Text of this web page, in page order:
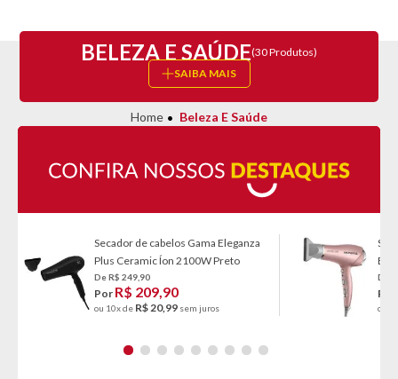
BELEZA E SAÚDE(30 Produtos)
SAIBA MAIS
Beleza E Saúde
Secador de cabelos Gama Eleganza
Plus Ceramic Íon 2100W Preto
De R$ 249,90
Por R$ 209,90
ou 10x de R$ 20,99sem juros
BI
De
Por
ou